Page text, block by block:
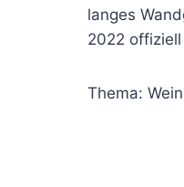
langes
2022
Thema: